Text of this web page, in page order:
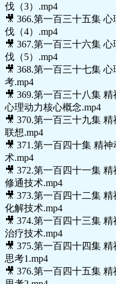
伐（3）.mp4
🎥 366.第一百三十五集
伐（4）.mp4
🎥 367.第一百三十六集
伐（5）.mp4
🎥 368.第一百三十七集
考.mp4
🎥 369.第一百三十八集
心理动力核心概念.mp4
🎥 370.第一百三十九集
联想.mp4
🎥 371.第一百四十集 精
术.mp4
🎥 372.第一百四十一集
修通技术.mp4
🎥 373.第一百四十二集
化解技术.mp4
🎥 374.第一百四十三集
治疗技术.mp4
🎥 375.第一百四十四集
思考1.mp4
🎥 376.第一百四十五集